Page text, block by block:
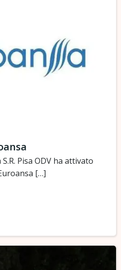
Pisa ODV ha attivato
[…]